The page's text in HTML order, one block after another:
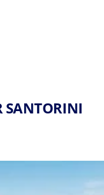
SANTORINI